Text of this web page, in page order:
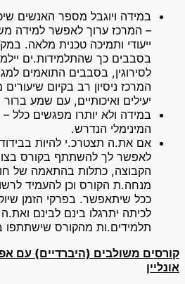
במידה ויוגבל מספר האנשים
– המרכז ערוך לאפשר למידה
ייעודי ותמיכה טכנית מלאה.
בסבבים כך שהתלמידות.ים
לסירוגין, בסבבים התואמים
המרכז ניסיון רב בקיום
יעילים ואיכותיים, עם שמע
במידה ולא יותרו מפגשים כלל –
המינימלי הנדרש.
אם את.ה תצטרכ.י להיות
לאפשר לך להשתתף בקורס
הקבוצה, כתלות בהתאמה של
מנחה.ת הקורס וכן להעמיד
ככל שיתאפשר. בפרקי הזמן
לכיתה יתרגלו בינם לבינם
תלמידים.ות מהקורס שישתתפו
קורסים משולבים (היברדיים) עם
אונליין